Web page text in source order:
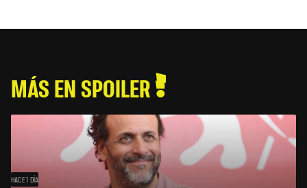
MÁS EN SPOILER
HACE 1 DÍA